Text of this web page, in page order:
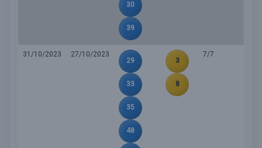
30
39
31/10/2023
27/10/2023
29
33
35
48
3
8
7/7